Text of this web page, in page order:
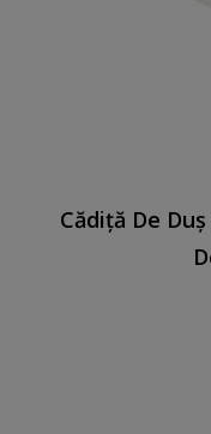
Cădiță De